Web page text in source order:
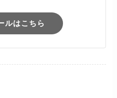
ルはこちら